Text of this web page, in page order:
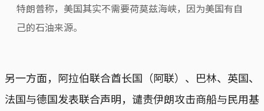
特朗普称，美国其实不需要荷莫兹海峡，因为美国有自
己的石油来源。
另一方面，阿拉伯联合酋长国（阿联）、巴林、英国、
法国与德国发表联合声明，谴责伊朗攻击商船与民用基